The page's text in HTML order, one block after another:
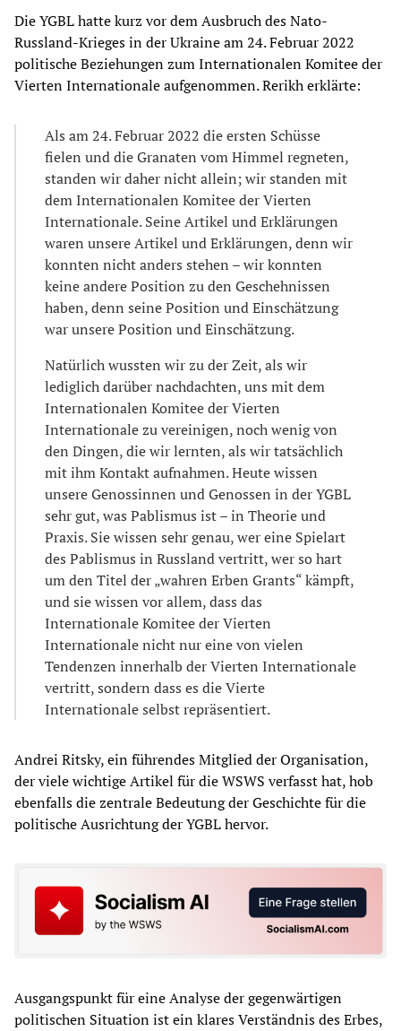
Die YGBL hatte kurz vor dem Ausbruch des Nato-
Russland-Krieges in der Ukraine am 24. Februar 2022
politische Beziehungen zum Internationalen Komitee der
Vierten Internationale aufgenommen. Rerikh erklärte:
Als am 24. Februar 2022 die ersten Schüsse
fielen und die Granaten vom Himmel regneten,
standen wir daher nicht allein; wir standen mit
dem Internationalen Komitee der Vierten
Internationale. Seine Artikel und Erklärungen
waren unsere Artikel und Erklärungen, denn wir
konnten nicht anders stehen – wir konnten
keine andere Position zu den Geschehnissen
haben, denn seine Position und Einschätzung
war unsere Position und Einschätzung.
Natürlich wussten wir zu der Zeit, als wir
lediglich darüber nachdachten, uns mit dem
Internationalen Komitee der Vierten
Internationale zu vereinigen, noch wenig von
den Dingen, die wir lernten, als wir tatsächlich
mit ihm Kontakt aufnahmen. Heute wissen
unsere Genossinnen und Genossen in der YGBL
sehr gut, was Pablismus ist – in Theorie und
Praxis. Sie wissen sehr genau, wer eine Spielart
des Pablismus in Russland vertritt, wer so hart
um den Titel der „wahren Erben Grants“ kämpft,
und sie wissen vor allem, dass das
Internationale Komitee der Vierten
Internationale nicht nur eine von vielen
Tendenzen innerhalb der Vierten Internationale
vertritt, sondern dass es die Vierte
Internationale selbst repräsentiert.
Andrei Ritsky, ein führendes Mitglied der Organisation,
der viele wichtige Artikel für die WSWS verfasst hat, hob
ebenfalls die zentrale Bedeutung der Geschichte für die
politische Ausrichtung der YGBL hervor.
Ausgangspunkt für eine Analyse der gegenwärtigen
politischen Situation ist ein klares Verständnis des Erbes,